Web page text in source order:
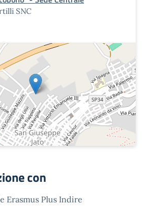
SNC
con
Erasmus Plus Indire